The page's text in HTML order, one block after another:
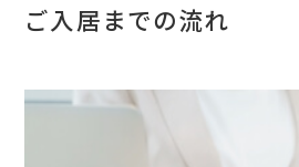
ご入居までの流れ